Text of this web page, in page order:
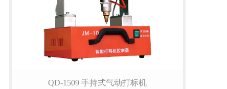
QD-1509 手持式气动打标机